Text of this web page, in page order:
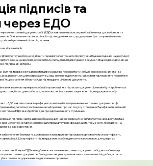
підписів та
через ЕДО
через електронний документообіг (ЕДО) є важливим процесом, який забезпечує достовірність та
Основною метою верифікації є підтвердження того, що документ був створений певною
він не був змінений після підписання.
кілька етапів:
Для початку необхідно здійснити перевірку електронного підпису, який був накладений на документ.
ключа, що відповідає закритому ключу, яким підписувався документ. Якщо підпис дійсний, це
підписаний автором.
Після підтвердження дійсності підпису важливо перевірити, чи не було внесено жодних змін до
Це здійснюється шляхом розрахунку хеш-значення документа на момент підписання та порівняння
Якщо значення збігаються, це підтверджує цілісність документа.
також включає перевірку особи або організації, яка підписала документ. Це може бути зроблено за
базах даних або за допомогою спеціалізованих сервісів, які підтверджують особу
ЕДО важливо також верифікувати квитанції про отримання електронних документів. Це
адресатом, і часто включає інформацію про час та дату отримання. Верифікація квитанцій
ЕДО, яка обробляє дані про відправлення та отримання.
підписів і квитанцій є необхідною для надання юридичної сили електронним документам.
електронні підписи, які пройшли процедуру верифікації, мають таку ж силу, як і підписи на
до їх використання.
забезпечення безпеки та достовірності електронних підписів використовуються сертифікати,
Ці сертифікати підтверджують особу підписанта та є основою для довіри до
та квитанцій через ЕДО є невід'ємною частиною електронного документообігу, яка забезпечує
електронних документів. Вона дозволяє уникнути можливих зловживань і підробок, а також
господарювання та державними органами.